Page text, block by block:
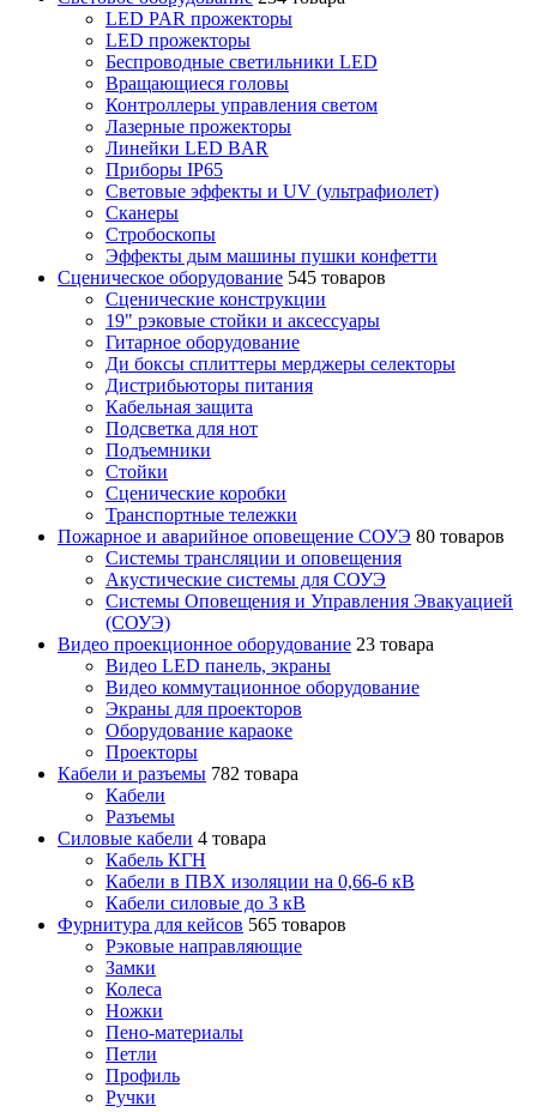
LED PAR прожекторы
LED прожекторы
Беспроводные светильники LED
Вращающиеся головы
Контроллеры управления светом
Лазерные прожекторы
Линейки LED BAR
Приборы IP65
Световые эффекты и UV (ультрафиолет)
Сканеры
Стробоскопы
Эффекты дым машины пушки конфетти
Сценическое оборудование 545 товаров
Сценические конструкции
19" рэковые стойки и аксесcуары
Гитарное оборудование
Ди боксы сплиттеры мерджеры селекторы
Дистрибьюторы питания
Кабельная защита
Подсветка для нот
Подъемники
Стойки
Сценические коробки
Транспортные тележки
Пожарное и аварийное оповещение СОУЭ 80 товаров
Cистемы трансляции и оповещения
Акустические системы для СОУЭ
Системы Оповещения и Управления Эвакуацией
(СОУЭ)
Видео проекционное оборудование 23 товара
Видео LED панель, экраны
Видео коммутационное оборудование
Экраны для проекторов
Оборудование караоке
Проекторы
Кабели и разъемы 782 товара
Кабели
Разъемы
Силовые кабели 4 товара
Кабель КГН
Кабели в ПВХ изоляции на 0,66-6 кВ
Кабели силовые до 3 кВ
Фурнитура для кейсов 565 товаров
Рэковые направляющие
Замки
Колеса
Ножки
Пено-материалы
Петли
Профиль
Ручки